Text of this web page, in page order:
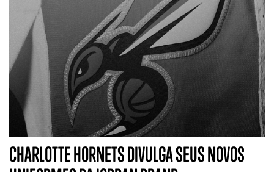
CHARLOTTE HORNETS DIVULGA SEUS NOVOS